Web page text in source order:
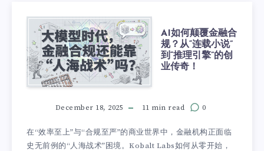
AI如何颠覆金融合
规？从“连载小说”
到“推理引擎”的创
业传奇！
December 18, 2025 11 min read 0
在“效率至上”与“合规至严”的商业世界中，金融机构正面临
史无前例的“人海战术”困境。Kobalt Labs如何从零开始，